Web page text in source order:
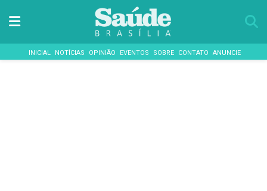
INICIAL NOTÍCIAS OPINIÃO EVENTOS SOBRE CONTATO ANUNCIE